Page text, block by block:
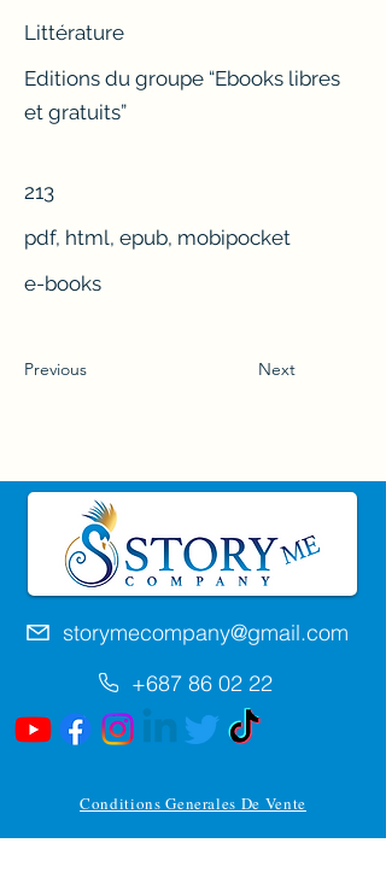
Littérature
Editions du groupe “Ebooks libres
et gratuits”
213
pdf, html, epub, mobipocket
e-books
Previous Next
storymecompany@gmail.com
+687 86 02 22
Conditions Generales De Vente